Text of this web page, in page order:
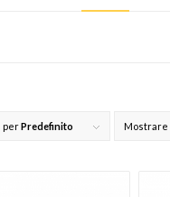
perPredefinito Mostrare